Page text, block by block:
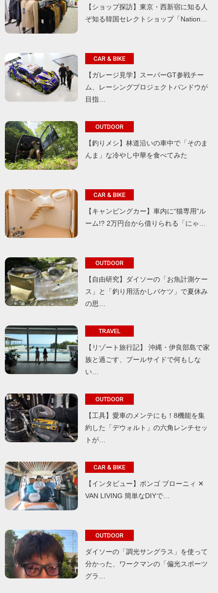
【ショップ探訪】東京・西新宿に知る人
ぞ知る韓国セレクトショップ「Nation…
CAR & BIKE
【ガレージ見学】スーパーGT参戦チー
ム、レーシングプロジェクトバンドウが
目指…
OUTDOOR
【釣りメシ】林道沿いの車中で「そのま
んま」な冷やし中華を食べてみた
CAR & BIKE
【キャンピングカー】車内に“猫専用”ル
ーム!? 2万円台から借りられる「にゃ…
OUTDOOR
【自由研究】ダイソーの「お魚計測ケー
ス」と「釣り用活かしバケツ」で夏休み
の思…
TRAVEL
【リゾート旅行記】 沖縄・伊良部島で家
族と過ごす、プールサイドで何もしな
い…
OUTDOOR
【工具】愛車のメンテにも！8機能を集
約した「デウォルト」の六角レンチセッ
トが…
CAR & BIKE
【インタビュー】ボンゴ ブローニィ ✕
VAN LIVING 簡単なDIYで…
OUTDOOR
ダイソーの「調光サングラス」を使って
分かった、ワークマンの「偏光スポーツ
グラ…